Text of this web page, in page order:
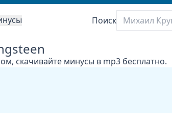
Поиск
скачивайте минусы в mp3 бесплатно.